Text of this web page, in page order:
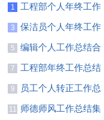
1
工程部个人年终工作
总结(通用15篇)
3
保洁员个人年终工作
总结11篇
5
编辑个人工作总结合
集15篇
7
工程部年终工作总结
(通用15篇)
9
员工个人转正工作总
结精选15篇
11
师德师风工作总结集